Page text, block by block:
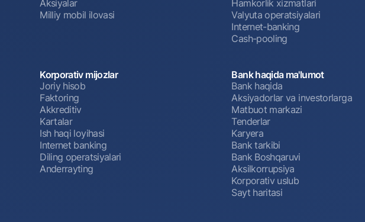
Aksiyalar
Milliy mobil ilovasi
Hamkorlik xizmatlari
Valyuta operatsiyalari
Internet-banking
Cash-pooling
Korporativ mijozlar
Joriy hisob
Faktoring
Akkreditiv
Kartalar
Ish haqi loyihasi
Internet banking
Diling operatsiyalari
Anderrayting
Bank haqida ma'lumot
Bank haqida
Aksiyadorlar va investorlarga
Matbuot markazi
Tenderlar
Karyera
Bank tarkibi
Bank Boshqaruvi
Aksilkorrupsiya
Korporativ uslub
Sayt haritasi